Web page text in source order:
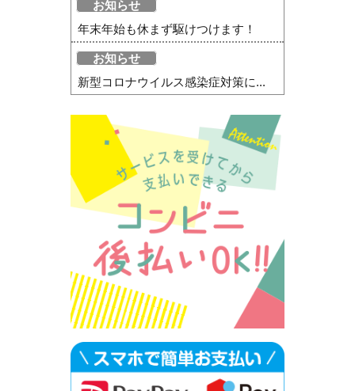
お知らせ
年末年始も休まず駆けつけます！
お知らせ
新型コロナウイルス感染症対策に...